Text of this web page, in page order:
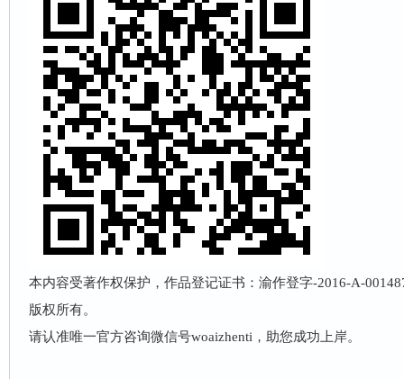
本内容受著作权保护，作品登记证书：渝作登字-2016-A-
版权所有。
请认准唯一官方咨询微信号woaizhenti，助您成功上岸。